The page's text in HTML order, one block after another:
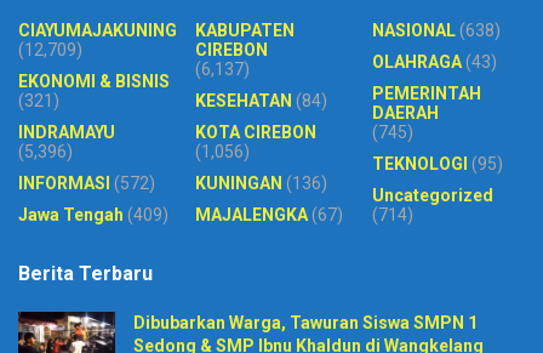
CIAYUMAJAKUNING
(12,709)
EKONOMI & BISNIS
(321)
INDRAMAYU
(5,396)
INFORMASI (572)
Jawa Tengah (409)
KABUPATEN
CIREBON
(6,137)
KESEHATAN (84)
KOTA CIREBON
(1,056)
KUNINGAN (136)
MAJALENGKA(67)
NASIONAL(638)
OLAHRAGA(43)
PEMERINTAH
DAERAH
(745)
TEKNOLOGI (95)
Uncategorized
(714)
Berita Terbaru
Dibubarkan Warga, Tawuran Siswa SMPN 1
Sedong & SMP Ibnu Khaldun di Wangkelang